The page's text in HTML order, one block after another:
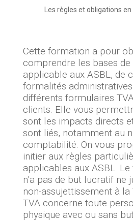
Les règles et obligations
Cette formation a pour
comprendre les bases de
applicable aux ASBL, de
formalités
différents formulaires
clients. Elle vous
sont les impacts directs
sont liés, notamment au
comptabilité. On vous
initier aux règles
applicables aux ASBL. Le
n’a pas de but lucratif ne
non-assujettissement à la
TVA concerne toute
physique avec ou sans